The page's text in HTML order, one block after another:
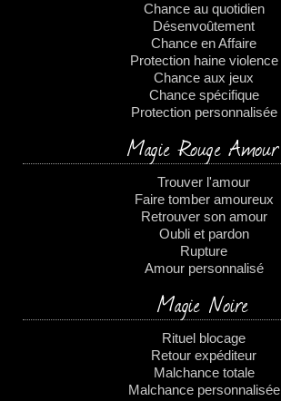
Chance au quotidien
Désenvoûtement
Chance en Affaire
Protection haine violence
Chance aux jeux
Chance spécifique
Protection personnalisée
Magie Rouge Amour
Trouver l'amour
Faire tomber amoureux
Retrouver son amour
Oubli et pardon
Rupture
Amour personnalisé
Magie Noire
Rituel blocage
Retour expéditeur
Malchance totale
Malchance personnalisée